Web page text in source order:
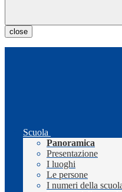
close
Scuola
Panoramica
Presentazione
I luoghi
Le persone
I numeri della